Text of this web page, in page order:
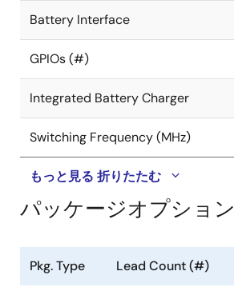
Battery Interface
GPIOs (#)
Integrated Battery Charger
Switching Frequency (MHz)
もっと見る 折りたたむ
パッケージオプション
Pkg. Type Lead Count (#)